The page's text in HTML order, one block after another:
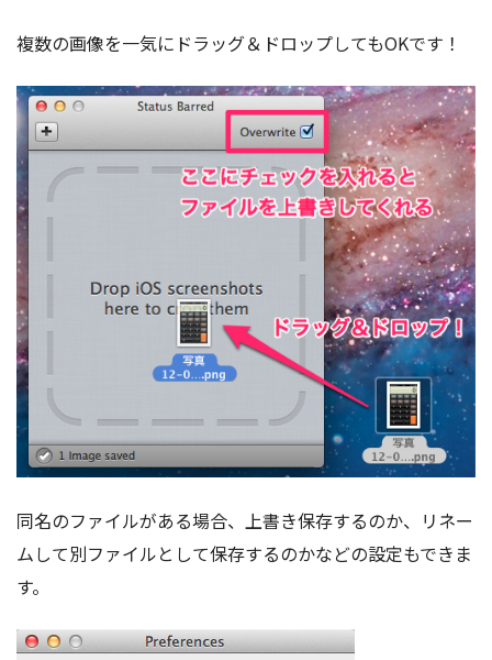
複数の画像を一気にドラッグ＆ドロップしてもOKです！
同名のファイルがある場合、上書き保存するのか、リネー
ムして別ファイルとして保存するのかなどの設定もできま
す。